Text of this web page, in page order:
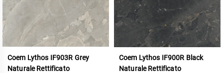
Coem Lythos IF903R Grey
Naturale Rettificato
Coem Lythos IF900R Black
Naturale Rettificato